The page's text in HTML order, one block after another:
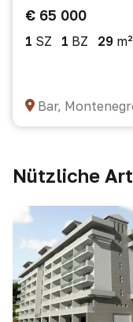
€ 65 000
1 SZ 1 BZ 29 m²
Bar,
Nützliche